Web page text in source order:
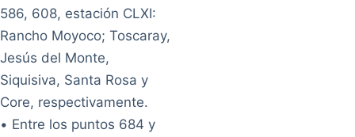
586, 608, estación CLXI:
Rancho Moyoco; Toscaray,
Jesús del Monte,
Siquisiva, Santa Rosa y
Core, respectivamente.
• Entre los puntos 684 y